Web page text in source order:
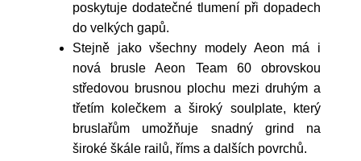
poskytuje dodatečné tlumení při dopadech
do velkých gapů.
Stejně jako všechny modely Aeon má i
nová brusle Aeon Team 60 obrovskou
středovou brusnou plochu mezi druhým a
třetím kolečkem a široký soulplate, který
bruslařům umožňuje snadný grind na
široké škále railů, říms a dalších povrchů.